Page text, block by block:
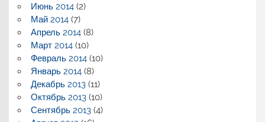
Июнь 2014(2)
Май 2014(7)
Апрель 2014(8)
Март 2014(10)
Февраль 2014(10)
Январь 2014(8)
Декабрь 2013(11)
Октябрь 2013(10)
Сентябрь 2013(4)